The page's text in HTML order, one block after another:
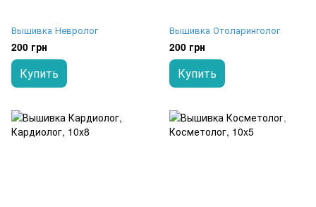
Вышивка Невролог
200 грн
Купить
Вышивка Отоларинголог
200 грн
Купить